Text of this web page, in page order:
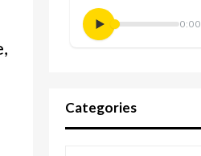
Categories